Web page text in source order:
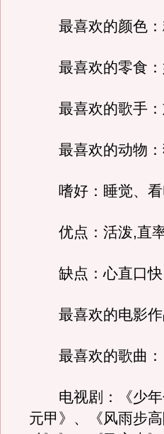
最喜欢的颜色：
最喜欢的零食：
最喜欢的歌手：
最喜欢的动物：
嗜好：睡觉、看
优点：活泼,直
缺点：心直口快
最喜欢的电影作
最喜欢的歌曲：
电视剧：《少年
元甲》、《风雨步